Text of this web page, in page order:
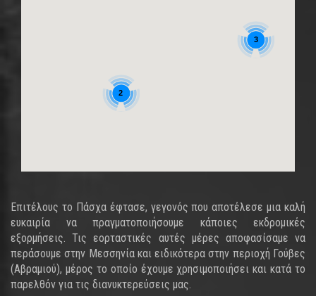
3
2
Επιτέλους το Πάσχα έφτασε, γεγονός που αποτέλεσε μια καλή
ευκαιρία να πραγματοποιήσουμε κάποιες εκδρομικές
εξορμήσεις. Τις εορταστικές αυτές μέρες αποφασίσαμε να
περάσουμε στην Μεσσηνία και ειδικότερα στην περιοχή Γούβες
(Αβραμιού), μέρος το οποίο έχουμε χρησιμοποιήσει και κατά το
παρελθόν για τις διανυκτερεύσεις μας.